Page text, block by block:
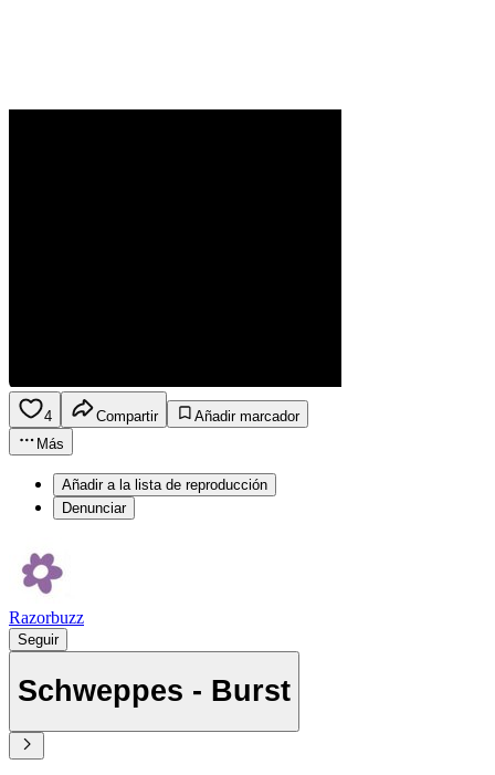
4 Compartir
Añadir marcador
Más
Añadir a la lista de reproducción
Denunciar
Razorbuzz
Seguir
Schweppes - Burst